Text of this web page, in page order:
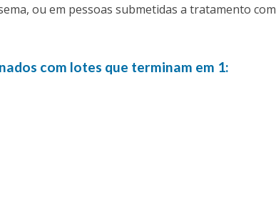
ou em pessoas submetidas a tratamento com
com lotes que terminam em 1: